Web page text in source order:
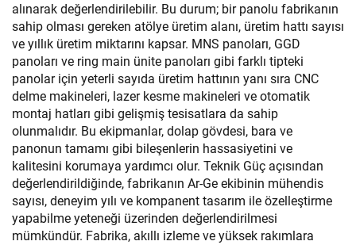
alınarak değerlendirilebilir. Bu durum; bir panolu fabrikanın
sahip olması gereken atölye üretim alanı, üretim hattı sayısı
ve yıllık üretim miktarını kapsar. MNS panoları, GGD
panoları ve ring main ünite panoları gibi farklı tipteki
panolar için yeterli sayıda üretim hattının yanı sıra CNC
delme makineleri, lazer kesme makineleri ve otomatik
montaj hatları gibi gelişmiş tesisatlara da sahip
olunmalıdır. Bu ekipmanlar, dolap gövdesi, bara ve
panonun tamamı gibi bileşenlerin hassasiyetini ve
kalitesini korumaya yardımcı olur. Teknik Güç açısından
değerlendirildiğinde, fabrikanın Ar-Ge ekibinin mühendis
sayısı, deneyim yılı ve kompanent tasarım ile özelleştirme
yapabilme yeteneği üzerinden değerlendirilmesi
mümkündür. Fabrika, akıllı izleme ve yüksek rakımlara